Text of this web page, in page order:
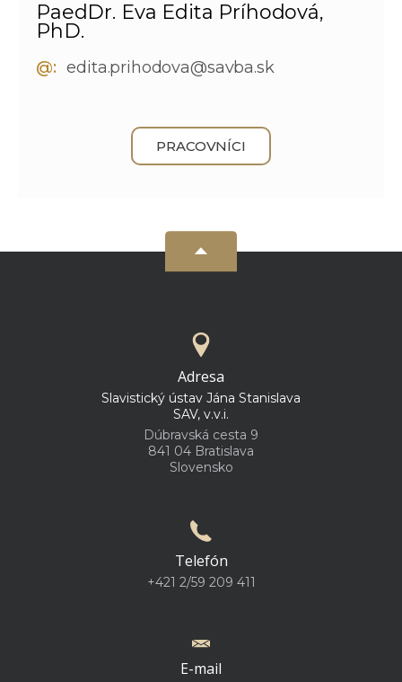
PaedDr. Eva Edita Príhodová,
PhD.
@: edita.prihodova@savba.sk
PRACOVNÍCI
Adresa
Slavistický ústav Jána Stanislava
SAV, v.v.i.
Dúbravská cesta 9
841 04 Bratislava
Slovensko
Telefón
+421 2/59 209 411
E-mail